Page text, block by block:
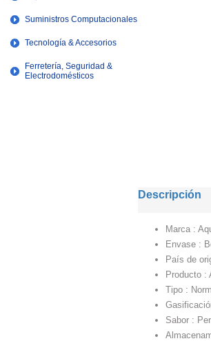
Suministros Computacionales
Tecnología & Accesorios
Ferretería, Seguridad &
Electrodomésticos
Descripción
Marca :
Envase :
País de
Producto :
Tipo :
Sabor :